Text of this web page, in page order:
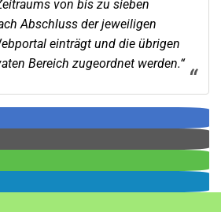
von bis zu sieben
Abschluss der jeweiligen
einträgt und die übrigen
Bereich zugeordnet werden.“